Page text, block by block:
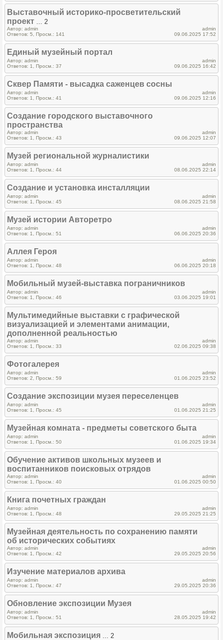
Выставочный историко-просветительский
проект ... 2
Автор: admin
Ответов: 5, Просм.: 141
admin
09.06.2025 17:52
Единый музейный портал
Автор: admin
Ответов: 1, Просм.: 37
admin
09.06.2025 16:42
Сквер Памяти - высадка саженцев сосны
Автор: admin
Ответов: 1, Просм.: 41
admin
09.06.2025 12:16
Создание городского выставочного
пространства
Автор: admin
Ответов: 1, Просм.: 43
admin
09.06.2025 12:07
Музей региональной журналистики
Автор: admin
Ответов: 1, Просм.: 44
admin
08.06.2025 22:14
Создание и установка инсталляции
Автор: admin
Ответов: 1, Просм.: 45
admin
08.06.2025 21:58
Музей истории Авторетро
Автор: admin
Ответов: 1, Просм.: 51
admin
06.06.2025 20:36
Аллея Героя
Автор: admin
Ответов: 1, Просм.: 48
admin
06.06.2025 20:18
Мобильный музей-выставка пограничников
Автор: admin
Ответов: 1, Просм.: 46
admin
03.06.2025 19:01
Мультимедийные выставки с графической
визуализацией и элементами анимации,
дополненной реальностью
Автор: admin
Ответов: 1, Просм.: 33
admin
02.06.2025 09:38
Фотогалерея
Автор: admin
Ответов: 2, Просм.: 59
admin
01.06.2025 23:52
Создание экспозиции музея переселенцев
Автор: admin
Ответов: 1, Просм.: 45
admin
01.06.2025 21:25
Музейная комната - предметы советского быта
Автор: admin
Ответов: 1, Просм.: 50
admin
01.06.2025 19:34
Обучение активов школьных музеев и
воспитанников поисковых отрядов
Автор: admin
Ответов: 1, Просм.: 40
admin
01.06.2025 00:50
Книга почетных граждан
Автор: admin
Ответов: 1, Просм.: 48
admin
29.05.2025 21:25
Музейная деятельность по сохранению памяти
об исторических событиях
Автор: admin
Ответов: 1, Просм.: 42
admin
29.05.2025 20:56
Изучение материалов архива
Автор: admin
Ответов: 1, Просм.: 47
admin
29.05.2025 20:36
Обновление экспозиции Музея
Автор: admin
Ответов: 1, Просм.: 51
admin
28.05.2025 19:42
Мобильная экспозиция ... 2